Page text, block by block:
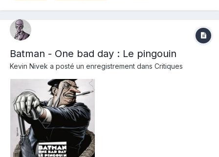
Batman - One bad day : Le pingouin
Kevin Nivek a posté un enregistrement dans Critiques